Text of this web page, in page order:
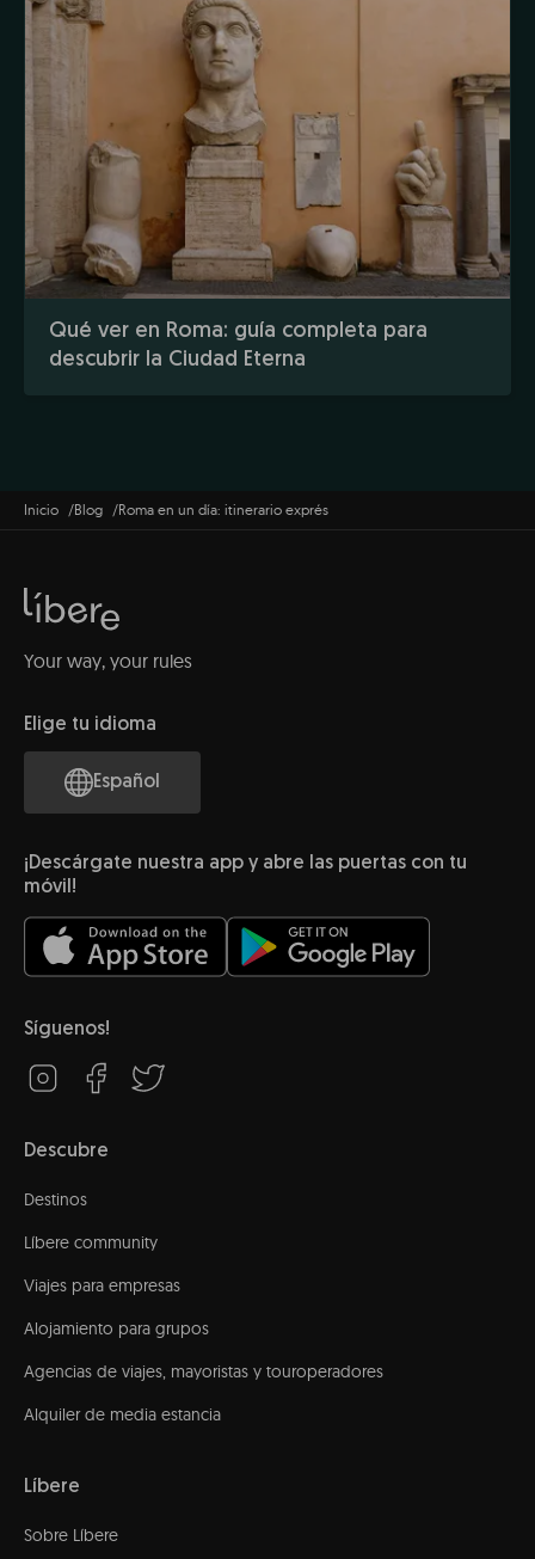
Qué ver en Roma: guía completa para
descubrir la Ciudad Eterna
Inicio Blog Roma en un día: itinerario exprés
Your way, your rules
Elige tu idioma
Español
¡Descárgate nuestra app y abre las puertas con tu
móvil!
Síguenos!
Descubre
Destinos
Líbere community
Viajes para empresas
Alojamiento para grupos
Agencias de viajes, mayoristas y touroperadores
Alquiler de media estancia
Líbere
Sobre Líbere